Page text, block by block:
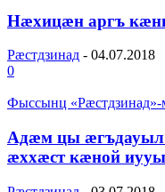
Нæхицæн аргъ
Рæстдзинад - 04.07.2018
0
Фыссынц
Адæм цы æгъдауыл
æххæст кæной